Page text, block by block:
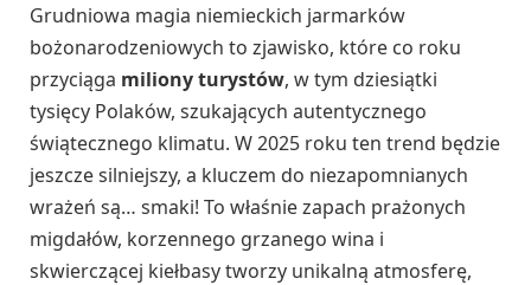
Grudniowa magia niemieckich jarmarków
bożonarodzeniowych to zjawisko, które co roku
przyciąga miliony turystów, w tym dziesiątki
tysięcy Polaków, szukających autentycznego
świątecznego klimatu. W 2025 roku ten trend będzie
jeszcze silniejszy, a kluczem do niezapomnianych
wrażeń są… smaki! To właśnie zapach prażonych
migdałów, korzennego grzanego wina i
skwierczącej kiełbasy tworzy unikalną atmosferę,